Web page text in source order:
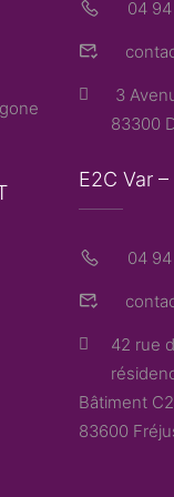
04
3
83300
E2C Var
04 94
42 rue
Bâtiment C2
83600